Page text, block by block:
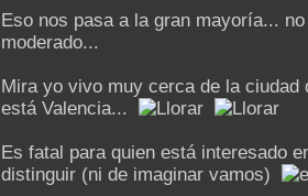
Eso nos pasa a la gran mayoría...
moderado...
Mira yo vivo muy cerca de la
está Valencia...
Es fatal para quien está interesado
distinguir (ni de imaginar vamos)